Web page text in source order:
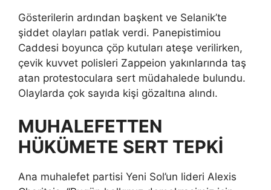
Gösterilerin ardından başkent ve Selanik’te
şiddet olayları patlak verdi. Panepistimiou
Caddesi boyunca çöp kutuları ateşe verilirken,
çevik kuvvet polisleri Zappeion yakınlarında taş
atan protestoculara sert müdahalede bulundu.
Olaylarda çok sayıda kişi gözaltına alındı.
MUHALEFETTEN
HÜKÜMETE SERT TEPKİ
Ana muhalefet partisi Yeni Sol’un lideri Alexis